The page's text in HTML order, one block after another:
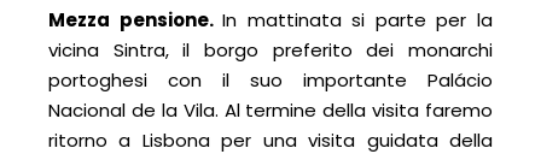
Mezza pensione.In mattinata si parte per la
vicina Sintra, il borgo preferito dei monarchi
portoghesi con il suo importante Palácio
Nacional de la Vila. Al termine della visita faremo
ritorno a Lisbona per una visita guidata della